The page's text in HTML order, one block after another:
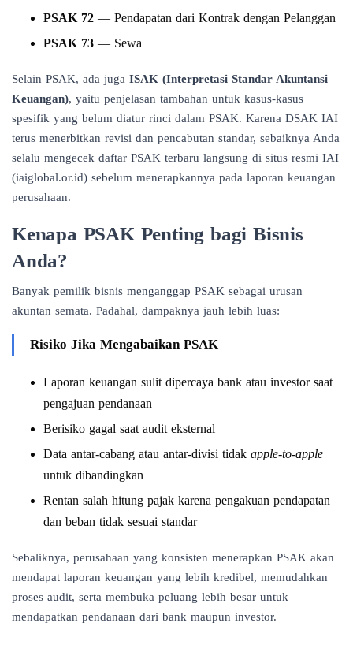
PSAK 72 — Pendapatan dari Kontrak dengan Pelanggan
PSAK 73 — Sewa
Selain PSAK, ada juga ISAK (Interpretasi Standar Akuntansi
Keuangan), yaitu penjelasan tambahan untuk kasus-kasus
spesifik yang belum diatur rinci dalam PSAK. Karena DSAK IAI
terus menerbitkan revisi dan pencabutan standar, sebaiknya Anda
selalu mengecek daftar PSAK terbaru langsung di situs resmi IAI
(iaiglobal.or.id) sebelum menerapkannya pada laporan keuangan
perusahaan.
Kenapa PSAK Penting bagi Bisnis
Anda?
Banyak pemilik bisnis menganggap PSAK sebagai urusan
akuntan semata. Padahal, dampaknya jauh lebih luas:
Risiko Jika Mengabaikan PSAK
Laporan keuangan sulit dipercaya bank atau investor saat
pengajuan pendanaan
Berisiko gagal saat audit eksternal
Data antar-cabang atau antar-divisi tidak apple-to-apple
untuk dibandingkan
Rentan salah hitung pajak karena pengakuan pendapatan
dan beban tidak sesuai standar
Sebaliknya, perusahaan yang konsisten menerapkan PSAK akan
mendapat laporan keuangan yang lebih kredibel, memudahkan
proses audit, serta membuka peluang lebih besar untuk
mendapatkan pendanaan dari bank maupun investor.